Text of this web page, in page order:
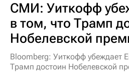
СМИ: Уиткофф
в том, что Трамп
Нобелевской
Bloomberg: Уиткофф убеждает
Трамп достоин Нобелевской